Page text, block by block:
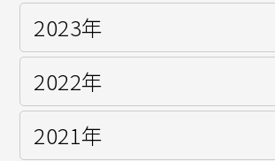
SUPER GT GT300クラス(HELM
2023年
スーパー耐久 ST-Xクラス(HELM
リーズランキング3位
2022年
スーパーフォーミュラライツ選手権(HELM
MOTORSPORTS)
2021年